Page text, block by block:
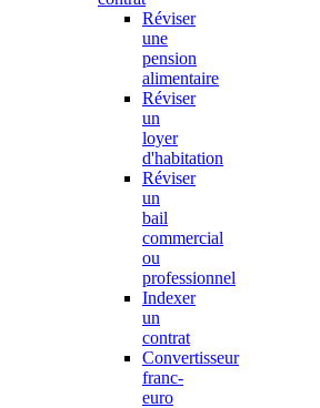
Réviser
une
pension
alimentaire
Réviser
un
loyer
d'habitation
Réviser
un
bail
commercial
ou
professionnel
Indexer
un
contrat
Convertisseur
franc-
euro